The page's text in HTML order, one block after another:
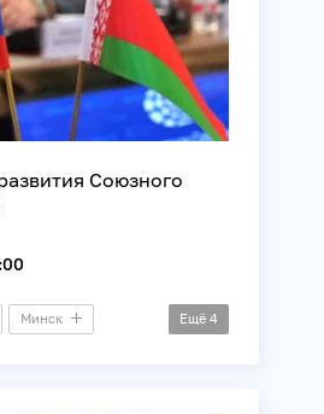
Союзного
Минск Ещё 4